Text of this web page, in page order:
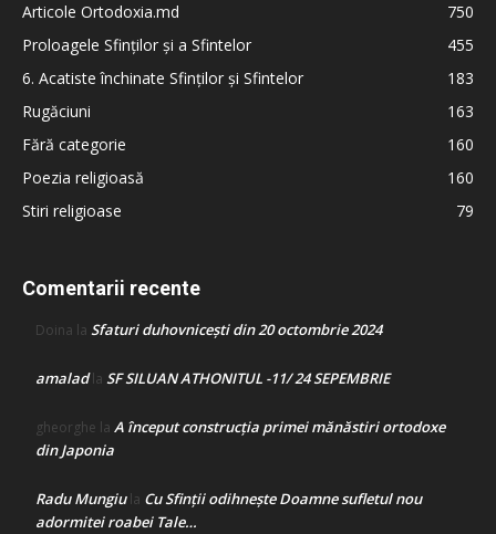
Articole Ortodoxia.md
750
Proloagele Sfinților și a Sfintelor
455
6. Acatiste închinate Sfinților și Sfintelor
183
Rugăciuni
163
Fără categorie
160
Poezia religioasă
160
Stiri religioase
79
Comentarii recente
Doina la Sfaturi duhovnicești din 20 octombrie 2024
amaladla SF SILUAN ATHONITUL -11/ 24 SEPEMBRIE
gheorghe la A început construcţia primei mănăstiri ortodoxe
din Japonia
Radu Mungiula Cu Sfinții odihnește Doamne sufletul nou
adormitei roabei Tale…